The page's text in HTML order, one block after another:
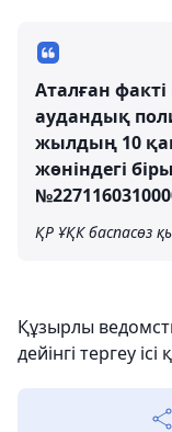
Аталған
аудандық
жылдың 10
жөніндегі
ҚР ҰҚК баспасөз
Құзырлы
дейінгі тергеу